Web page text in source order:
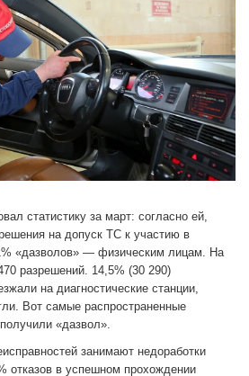
статистику за март: согласно ей,
на допуск ТС к участию в
«дазволов» — физическим лицам. На
разрешений. 14,5% (30 290)
на диагностические станции,
Вот самые распространенные
«дазвол».
занимают недоработки
отказов в успешном прохождении